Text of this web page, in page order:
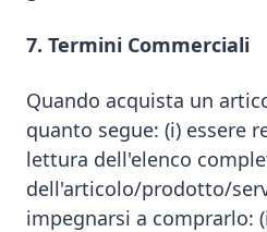
7. Termini Commerciali
Quando acquista un
quanto segue: (i) essere
lettura dell'elenco
dell'articolo/prodotto/
impegnarsi a comprarlo: